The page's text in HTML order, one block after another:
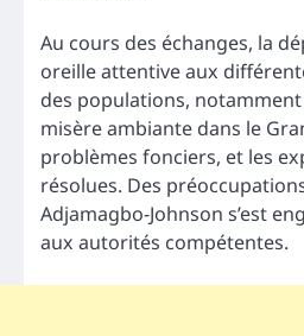
Au cours des échanges, la
oreille attentive aux
des populations,
misère ambiante dans le
problèmes fonciers, et les
résolues. Des
Adjamagbo-Johnson s’est
aux autorités compétentes.